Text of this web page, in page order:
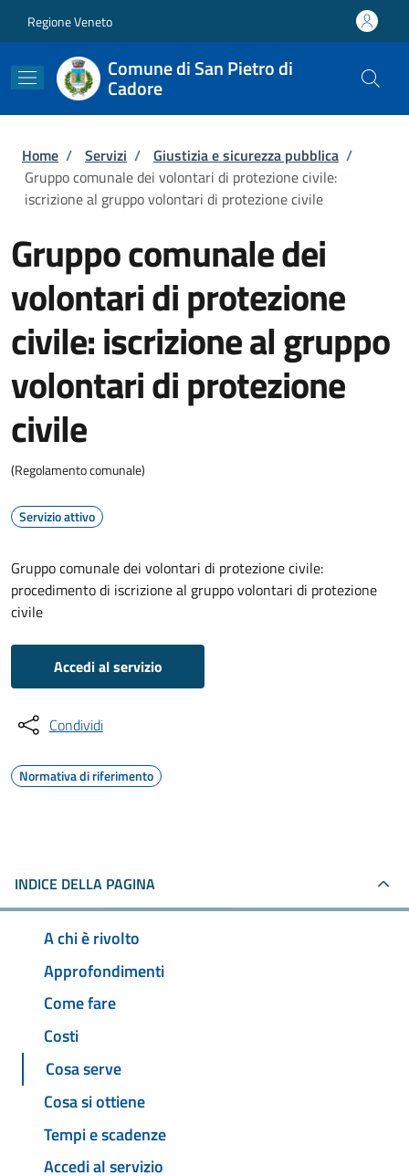
Regione Veneto
Comune di San Pietro di
Cadore
Briciole di pane
Home / Servizi / Giustizia e sicurezza pubblica /
Gruppo comunale dei volontari di protezione civile:
iscrizione al gruppo volontari di protezione civile
Gruppo comunale dei
volontari di protezione
civile: iscrizione al gruppo
volontari di protezione
civile
(Regolamento comunale)
Servizio attivo
Gruppo comunale dei volontari di protezione civile:
procedimento di iscrizione al gruppo volontari di protezione
civile
Accedi al servizio
Condividi
Normativa di riferimento
INDICE DELLA PAGINA
A chi è rivolto
Approfondimenti
Come fare
Costi
Cosa serve
Cosa si ottiene
Tempi e scadenze
Accedi al servizio